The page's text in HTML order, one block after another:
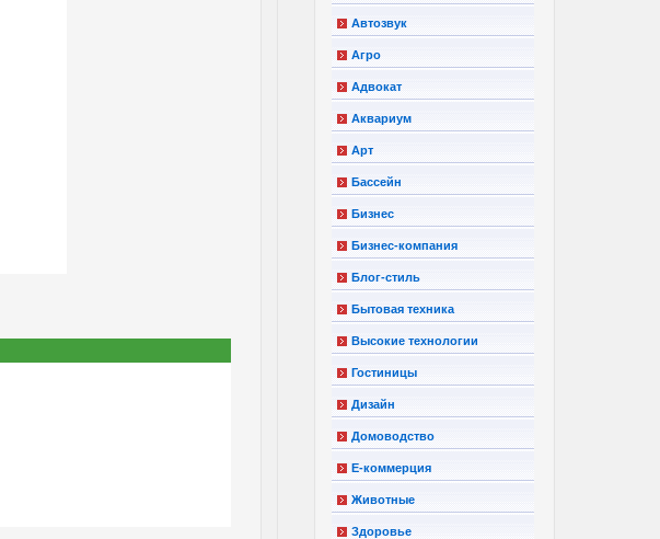
Автозвук
Агро
Адвокат
Аквариум
Арт
Бассейн
Бизнес
Бизнес-компания
Блог-стиль
Бытовая техника
Высокие технологии
Гостиницы
Дизайн
Домоводство
Е-коммерция
Животные
Здоровье